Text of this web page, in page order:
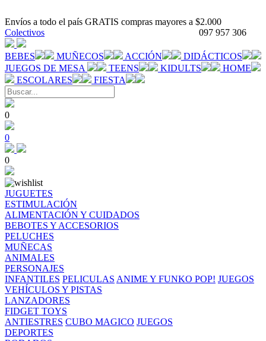
Envíos a todo el país GRATIS compras mayores a $2.000
097 957 306
Colectivos
BEBES MUÑECOS ACCIÓN
DIDÁCTICOS
JUEGOS DE MESA
TEENS KIDULTS
HOME
ESCOLARES
FIESTA
0
0
0
JUGUETES
ESTIMULACIÓN
ALIMENTACIÓN Y CUIDADOS
BEBOTES Y ACCESORIOS
PELUCHES
MUÑECAS
ANIMALES
PERSONAJES
INFANTILES PELICULAS ANIME Y FUNKO POP! JUEGOS
VEHÍCULOS Y PISTAS
LANZADORES
FIDGET TOYS
ANTIESTRES CUBO MAGICO JUEGOS
DEPORTES